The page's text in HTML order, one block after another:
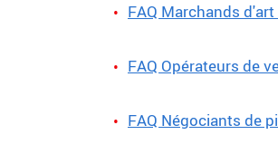
FAQ Marchands
FAQ Opérateurs de
FAQ Négociants de